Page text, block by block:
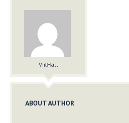
ViilHall
ABOUT AUTHOR